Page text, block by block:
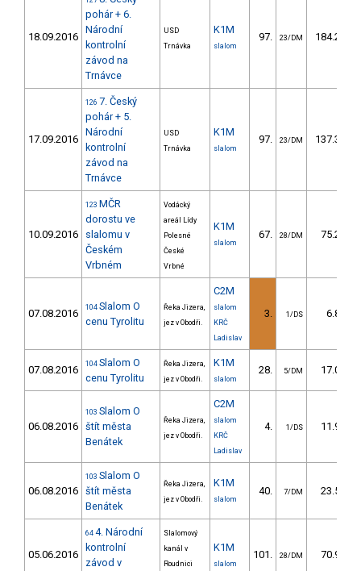
18.09.2016
pohár + 6.
Národní
kontrolní
závod na
Trnávce
USD
Trnávka
K1M
slalom
97. 23/DM 184.27
17.09.2016
126 7. Český
pohár + 5.
Národní
kontrolní
závod na
Trnávce
USD
Trnávka
K1M
slalom
97. 23/DM 137.32
10.09.2016
123 MČR
dorostu ve
slalomu v
Českém
Vrbném
Vodácký
areál Lídy
Polesné
České
Vrbné
K1M
slalom
67. 28/DM 75.29
07.08.2016 104 Slalom O
cenu Tyrolitu
Řeka Jizera,
jez v Obodři.
C2M
slalom
KRČ
Ladislav
3. 1/DS 6.80
07.08.2016 104 Slalom O
cenu Tyrolitu
Řeka Jizera,
jez v Obodři.
K1M
slalom
28. 5/DM 17.00
06.08.2016
103 Slalom O
štít města
Benátek
Řeka Jizera,
jez v Obodři.
C2M
slalom
KRČ
Ladislav
4. 1/DS 11.90
06.08.2016
103 Slalom O
štít města
Benátek
Řeka Jizera,
jez v Obodři.
K1M
slalom
40. 7/DM 23.50
05.06.2016
64 4. Národní
kontrolní
závod v
Slalomový
kanál v
Roudnici
K1M
slalom
101. 28/DM 70.92